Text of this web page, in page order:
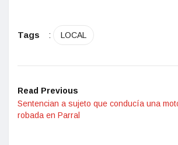
Tags : LOCAL
Read Previous
Sentencian a sujeto que conducía una
robada en Parral